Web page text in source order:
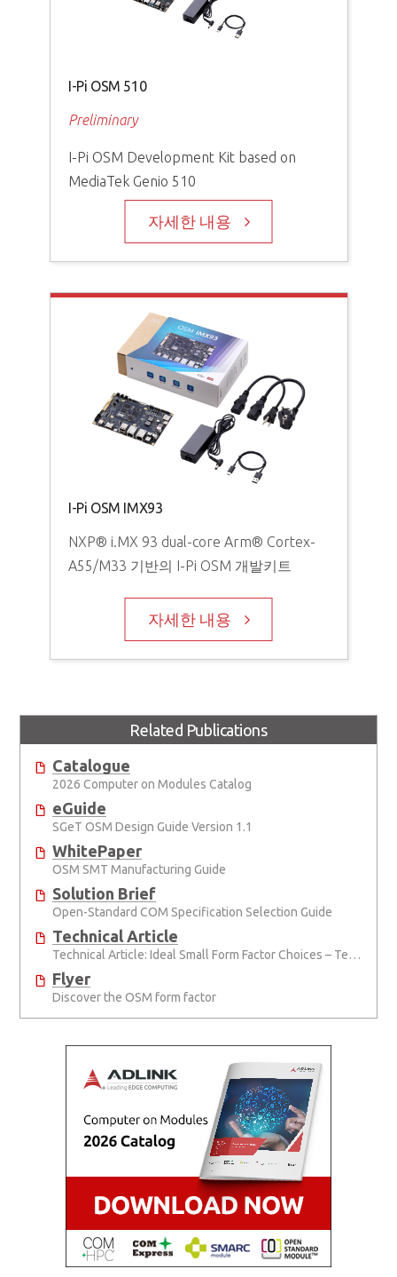
I-Pi OSM 510
Preliminary
I-Pi OSM Development Kit based on
MediaTek Genio 510
자세한 내용
I-Pi OSM IMX93
NXP® i.MX 93 dual-core Arm® Cortex-
A55/M33 기반의 I-Pi OSM 개발키트
자세한 내용
Related Publications
Catalogue
2026 Computer on Modules Catalog
eGuide
SGeT OSM Design Guide Version 1.1
WhitePaper
OSM SMT Manufacturing Guide
Solution Brief
Open-Standard COM Specification Selection Guide
Technical Article
Technical Article: Ideal Small Form Factor Choices – Technical & Strategic Insights
Flyer
Discover the OSM form factor